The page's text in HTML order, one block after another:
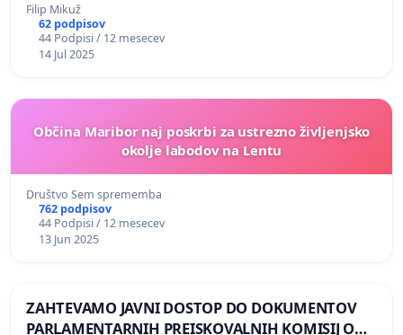
Filip Mikuž
62 podpisov
44 Podpisi / 12 mesecev
14 Jul 2025
Občina Maribor naj poskrbi za ustrezno življenjsko
okolje labodov na Lentu
Društvo Sem sprememba
762 podpisov
44 Podpisi / 12 mesecev
13 Jun 2025
ZAHTEVAMO JAVNI DOSTOP DO DOKUMENTOV
PARLAMENTARNIH PREISKOVALNIH KOMISIJ O